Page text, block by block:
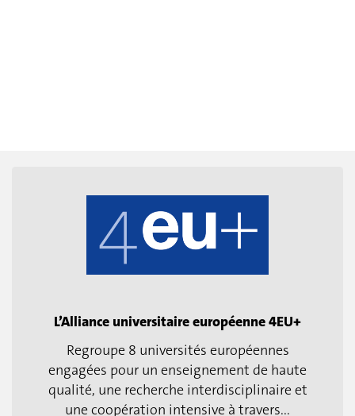
L’Alliance universitaire européenne 4EU+
Regroupe 8 universités européennes
engagées pour un enseignement de haute
qualité, une recherche interdisciplinaire et
une coopération intensive à travers...